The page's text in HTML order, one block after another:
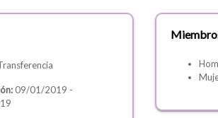
09/01/2019 -